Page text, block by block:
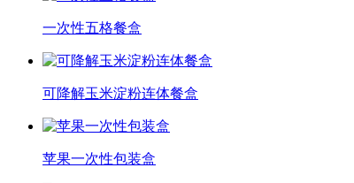
一次性五格餐盒
可降解玉米淀粉连体餐盒
苹果一次性包装盒